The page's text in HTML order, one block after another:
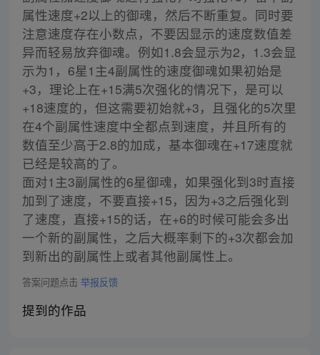
属性速度+2以上的御魂，然后不断重复。同时要
注意速度存在小数点，不要因显示的速度数值差
异而轻易放弃御魂。例如1.8会显示为2，1.3会显
示为1，6星1主4副属性的速度御魂如果初始是
+3，理论上在+15满5次强化的情况下，是可以
+18速度的，但这需要初始就+3，且强化的5次里
在4个副属性速度中全都点到速度，并且所有的
数值至少高于2.8的加成，基本御魂在+17速度就
已经是较高的了。
面对1主3副属性的6星御魂，如果强化到3时直接
加到了速度，不要直接+15，因为+3之后强化到
了速度，直接+15的话，在+6的时候可能会多出
一个新的副属性，之后大概率剩下的+3次都会加
到新出的副属性上或者其他副属性上。
答案问题点击 举报反馈
提到的作品